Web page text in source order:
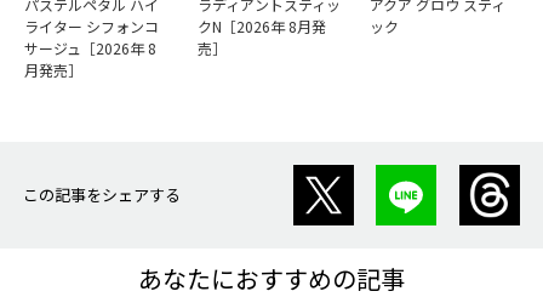
パステルペタル ハイ
ライター シフォンコ
サージュ［2026年 8
月発売］
ラディアントスティッ
クN［2026年 8月発
売］
アクア グロウ スティ
ック
この記事をシェアする
あなたにおすすめの記事